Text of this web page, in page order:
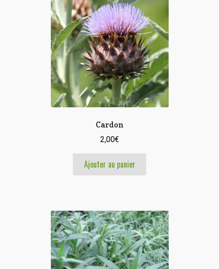
Cardon
2,00€
Ajouter au panier